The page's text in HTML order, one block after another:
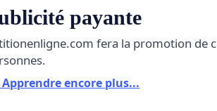
payante
fera la promotion de
Apprendre encore plus...